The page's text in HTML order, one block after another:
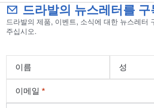
드라발의 뉴스레터를
드라발의 제품, 이벤트, 소식에 대한 뉴스레터
주십시오.
이름
성
이메일 *